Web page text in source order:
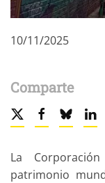
10/11/2025
Comparte
La
patrimonio